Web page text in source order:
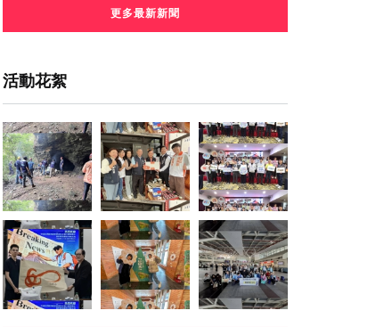
更多最新新聞
活動花絮